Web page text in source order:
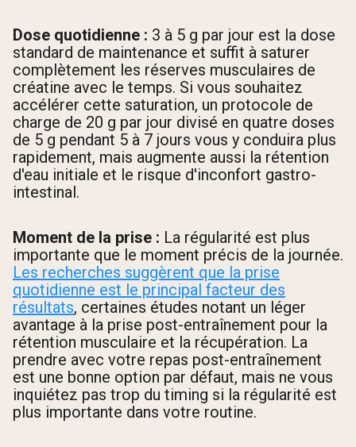
Dose quotidienne : 3 à 5 g par jour est la dose
standard de maintenance et suffit à saturer
complètement les réserves musculaires de
créatine avec le temps. Si vous souhaitez
accélérer cette saturation, un protocole de
charge de 20 g par jour divisé en quatre doses
de 5 g pendant 5 à 7 jours vous y conduira plus
rapidement, mais augmente aussi la rétention
d'eau initiale et le risque d'inconfort gastro-
intestinal.
Moment de la prise : La régularité est plus
importante que le moment précis de la journée.
Les recherches suggèrent que la prise
quotidienne est le principal facteur des
résultats, certaines études notant un léger
avantage à la prise post-entraînement pour la
rétention musculaire et la récupération. La
prendre avec votre repas post-entraînement
est une bonne option par défaut, mais ne vous
inquiétez pas trop du timing si la régularité est
plus importante dans votre routine.